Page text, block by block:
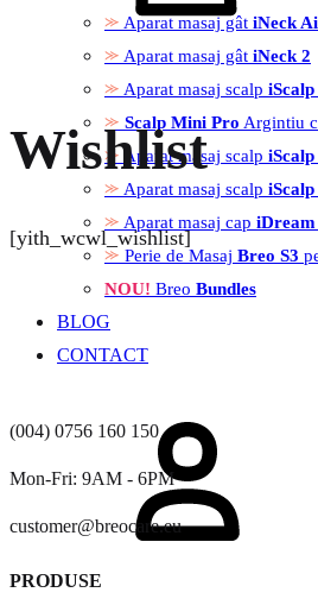
Aparat masaj gât iNeck
Aparat masaj gât iNeck 2
Aparat masaj scalp
Scalp Mini Pro Argintiu
Aparat masaj scalp
Aparat masaj scalp iScalp
Aparat masaj cap iDream
Perie de Masaj Breo S3
NOU! Breo Bundles
BLOG
CONTACT
Wishlist
[yith_wcwl_wishlist]
(004) 0756 160 150
Mon-Fri: 9AM - 6PM
customer@breocare.eu
PRODUSE